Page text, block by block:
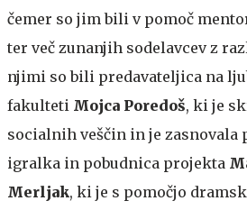
čemer so jim bili v pomoč
ter več zunanjih sodelavcev z
njimi so bili predavateljica na
fakulteti Mojca Poredoš, ki je
socialnih veščin in je zasnovala
igralka in pobudnica projekta
Merljak, ki je s pomočjo